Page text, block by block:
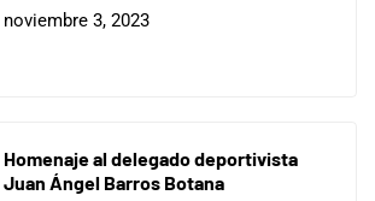
noviembre 3, 2023
Homenaje al delegado deportivista
Juan Ángel Barros Botana